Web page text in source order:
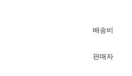
배송비
판매자